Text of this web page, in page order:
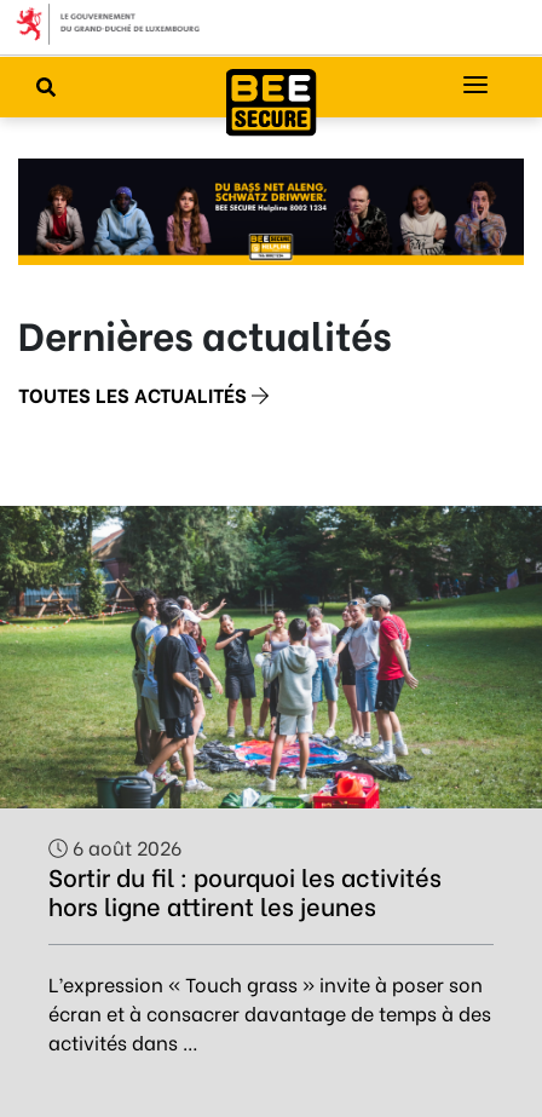
Dernières actualités
TOUTES LES ACTUALITÉS
6 août 2026
Sortir du fil : pourquoi les activités
hors ligne attirent les jeunes
L’expression « Touch grass » invite à poser son
écran et à consacrer davantage de temps à des
activités dans …